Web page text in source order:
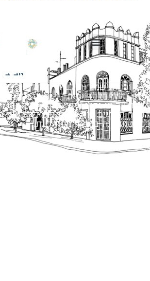
עיריית
אביב
כל הזכויות שמורות לעיריית תל-אביב-
מידע כללי בלבד ומאגד הנחיות
ציבור על פי נהלי עיריית תל אביב-יפו.
הנוסח המחייב הוא זה הקבוע בהוראות
כפי שתהיינה בתוקף מעת לעת.